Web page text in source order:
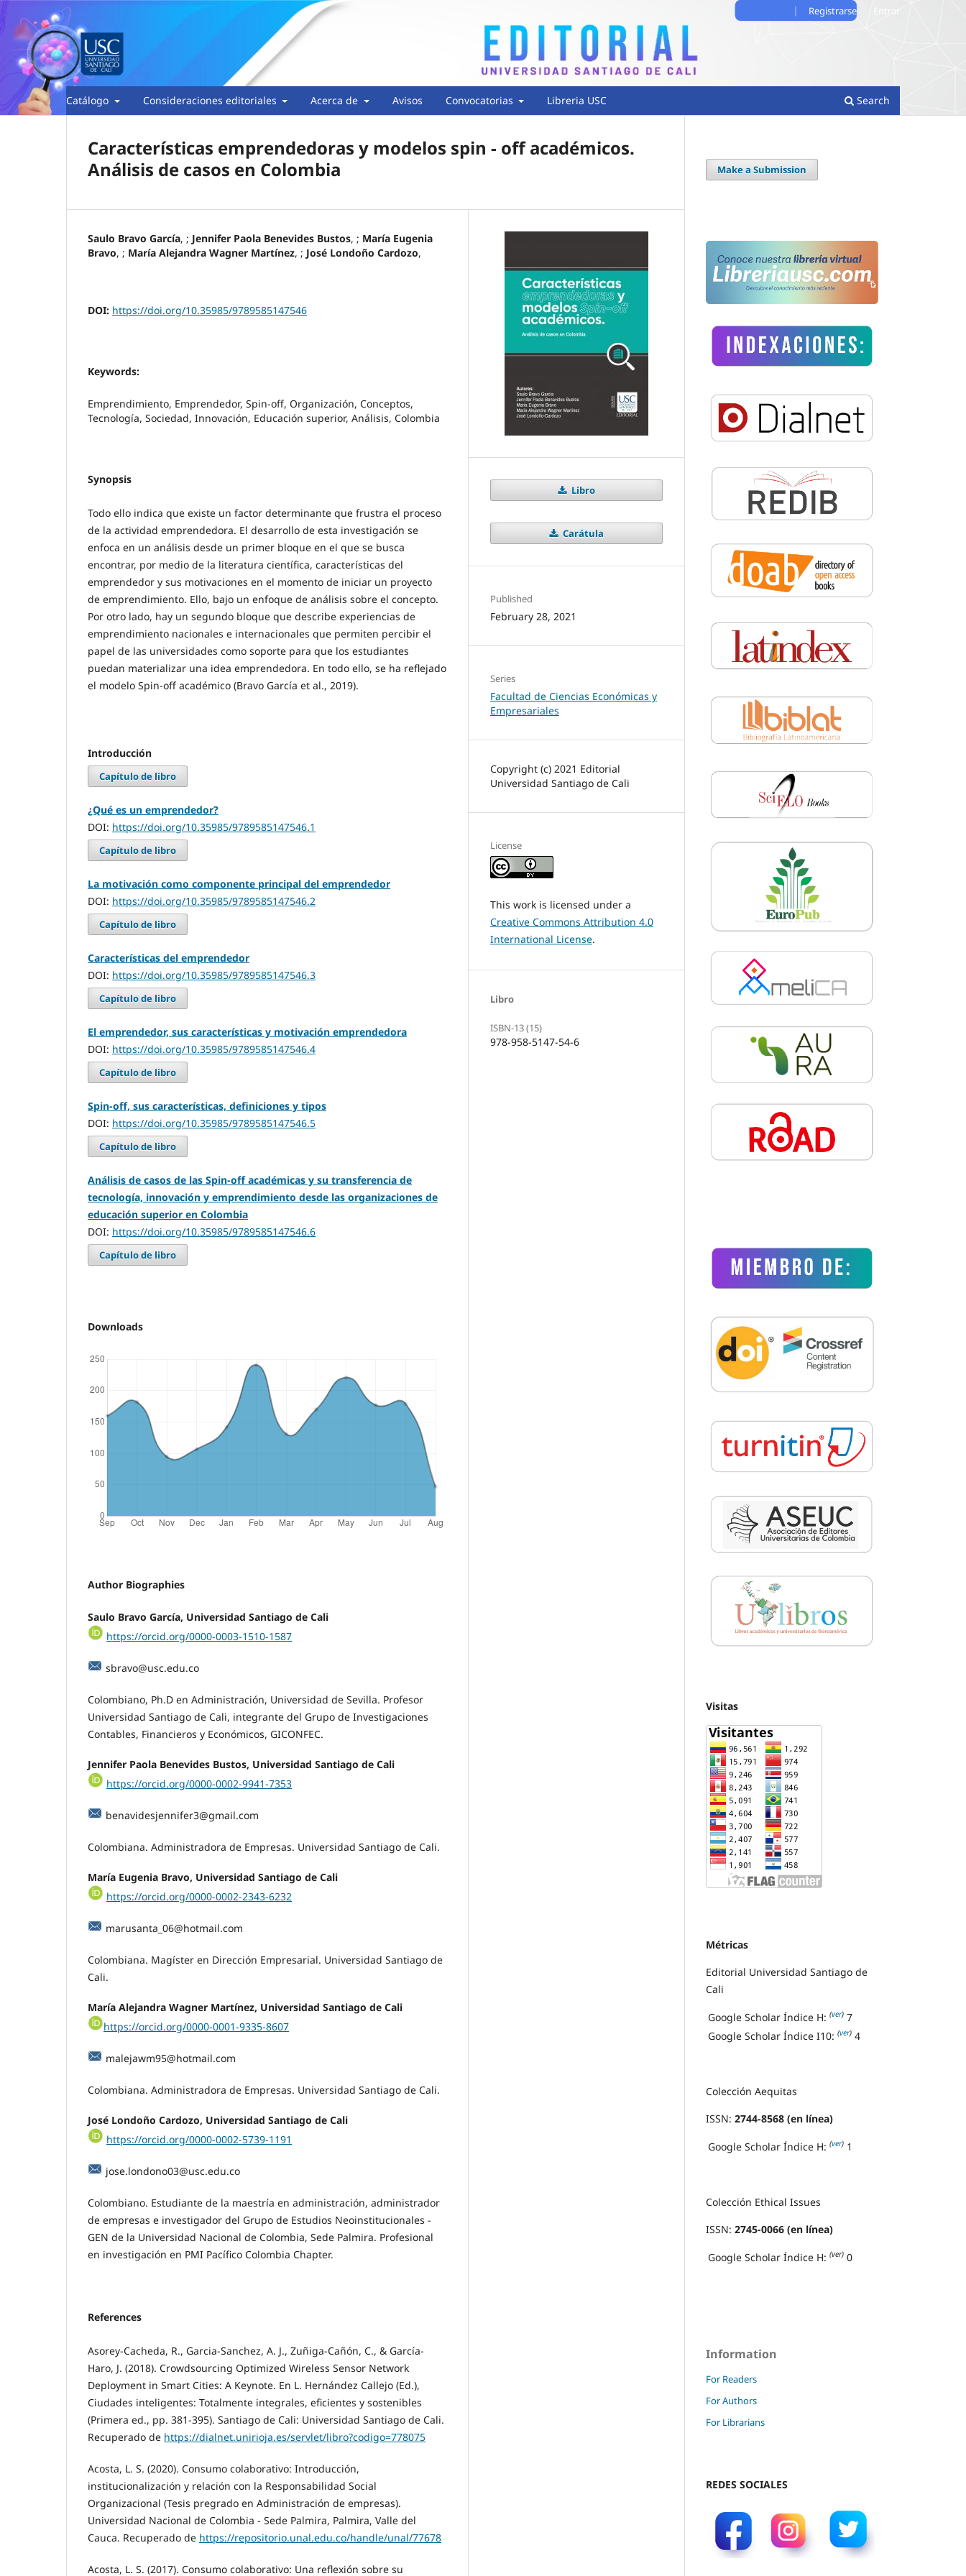
Catálogo Consideraciones editoriales Acerca de Avisos Convocatorias Libreria USC Search
Registrarse
Características emprendedoras y modelos spin - off académicos.
Análisis de casos en Colombia
Saulo Bravo García, ; Jennifer Paola Benevides Bustos, ; María Eugenia
Bravo, ; María Alejandra Wagner Martínez, ; José Londoño Cardozo,
DOI: https://doi.org/10.35985/9789585147546
Keywords:
Emprendimiento, Emprendedor, Spin-off, Organización, Conceptos,
Tecnología, Sociedad, Innovación, Educación superior, Análisis, Colombia
Synopsis
Todo ello indica que existe un factor determinante que frustra el proceso
de la actividad emprendedora. El desarrollo de esta investigación se
enfoca en un análisis desde un primer bloque en el que se busca
encontrar, por medio de la literatura científica, características del
emprendedor y sus motivaciones en el momento de iniciar un proyecto
de emprendimiento. Ello, bajo un enfoque de análisis sobre el concepto.
Por otro lado, hay un segundo bloque que describe experiencias de
emprendimiento nacionales e internacionales que permiten percibir el
papel de las universidades como soporte para que los estudiantes
puedan materializar una idea emprendedora. En todo ello, se ha reflejado
el modelo Spin-off académico (Bravo García et al., 2019).
Introducción
Capítulo de libro
¿Qué es un emprendedor?
DOI: https://doi.org/10.35985/9789585147546.1
Capítulo de libro
La motivación como componente principal del emprendedor
DOI: https://doi.org/10.35985/9789585147546.2
Capítulo de libro
Características del emprendedor
DOI: https://doi.org/10.35985/9789585147546.3
Capítulo de libro
El emprendedor, sus características y motivación emprendedora
DOI: https://doi.org/10.35985/9789585147546.4
Capítulo de libro
Spin-off, sus características, definiciones y tipos
DOI: https://doi.org/10.35985/9789585147546.5
Capítulo de libro
Análisis de casos de las Spin-off académicas y su transferencia de
tecnología, innovación y emprendimiento desde las organizaciones de
educación superior en Colombia
DOI: https://doi.org/10.35985/9789585147546.6
Capítulo de libro
Downloads
Author Biographies
Saulo Bravo García, Universidad Santiago de Cali
https://orcid.org/0000-0003-1510-1587
sbravo@usc.edu.co
Colombiano, Ph.D en Administración, Universidad de Sevilla. Profesor
Universidad Santiago de Cali, integrante del Grupo de Investigaciones
Contables, Financieros y Económicos, GICONFEC.
Jennifer Paola Benevides Bustos, Universidad Santiago de Cali
https://orcid.org/0000-0002-9941-7353
benavidesjennifer3@gmail.com
Colombiana. Administradora de Empresas. Universidad Santiago de Cali.
María Eugenia Bravo, Universidad Santiago de Cali
https://orcid.org/0000-0002-2343-6232
marusanta_06@hotmail.com
Colombiana. Magíster en Dirección Empresarial. Universidad Santiago de
Cali.
María Alejandra Wagner Martínez, Universidad Santiago de Cali
https://orcid.org/0000-0001-9335-8607
malejawm95@hotmail.com
Colombiana. Administradora de Empresas. Universidad Santiago de Cali.
José Londoño Cardozo, Universidad Santiago de Cali
https://orcid.org/0000-0002-5739-1191
jose.londono03@usc.edu.co
Colombiano. Estudiante de la maestría en administración, administrador
de empresas e investigador del Grupo de Estudios Neoinstitucionales -
GEN de la Universidad Nacional de Colombia, Sede Palmira. Profesional
en investigación en PMI Pacífico Colombia Chapter.
References
Asorey-Cacheda, R., Garcia-Sanchez, A. J., Zuñiga-Cañón, C., & García-
Haro, J. (2018). Crowdsourcing Optimized Wireless Sensor Network
Deployment in Smart Cities: A Keynote. En L. Hernández Callejo (Ed.),
Ciudades inteligentes: Totalmente integrales, eficientes y sostenibles
(Primera ed., pp. 381-395). Santiago de Cali: Universidad Santiago de Cali.
Recuperado de https://dialnet.unirioja.es/servlet/libro?codigo=778075
Acosta, L. S. (2020). Consumo colaborativo: Introducción,
institucionalización y relación con la Responsabilidad Social
Organizacional (Tesis pregrado en Administración de empresas).
Universidad Nacional de Colombia - Sede Palmira, Palmira, Valle del
Cauca. Recuperado de https://repositorio.unal.edu.co/handle/unal/77678
Acosta, L. S. (2017). Consumo colaborativo: Una reflexión sobre su
Libro
Carátula
Published
February 28, 2021
Series
Facultad de Ciencias Económicas y
Empresariales
Copyright (c) 2021 Editorial
Universidad Santiago de Cali
License
This work is licensed under a
Creative Commons Attribution 4.0
International License.
Libro
ISBN-13 (15)
978-958-5147-54-6
Make a Submission
Visitas
Métricas
Editorial Universidad Santiago de
Cali
Google Scholar Índice H: (ver) 7
Google Scholar Índice I10: (ver) 4
Colección Aequitas
ISSN: 2744-8568 (en línea)
Google Scholar Índice H: (ver) 1
Colección Ethical Issues
ISSN: 2745-0066 (en línea)
Google Scholar Índice H: (ver) 0
Information
For Readers
For Authors
For Librarians
REDES SOCIALES